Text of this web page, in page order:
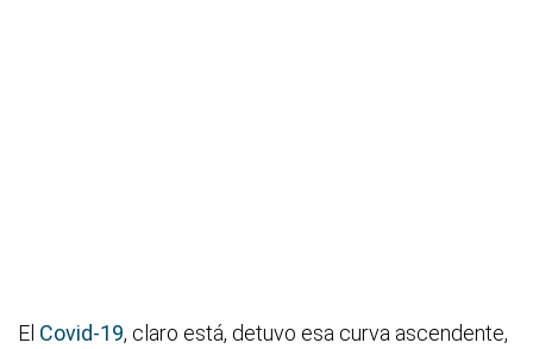
El Covid-19, claro está, detuvo esa curva ascendente,